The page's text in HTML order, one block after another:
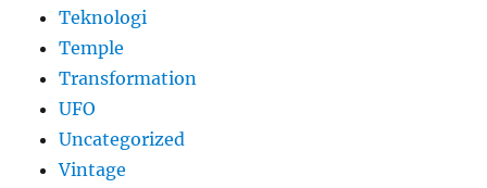
Teknologi
Temple
Transformation
UFO
Uncategorized
Vintage